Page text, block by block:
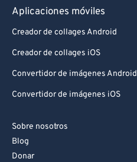
Aplicaciones móviles
Creador de collages Android
Creador de collages iOS
Convertidor de imágenes Android
Convertidor de imágenes iOS
Sobre nosotros
Blog
Donar